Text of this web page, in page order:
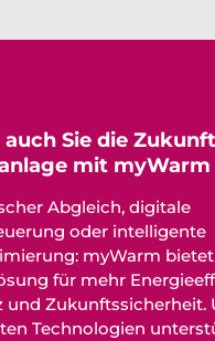
auch Sie die
mit myWarm
Abgleich, digitale
oder intelligente
myWarm
für mehr
und Zukunftssicherheit.
Technologien